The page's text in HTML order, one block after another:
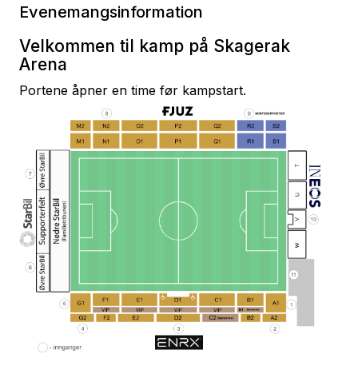
Evenemangsinformation
Velkommen til kamp på Skagerak
Arena
Portene åpner en time før kampstart.